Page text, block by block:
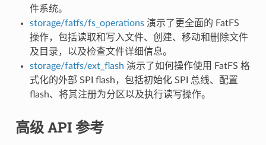
件系统。
storage/fatfs/fs_operations演示了更全面的 FatFS
操作，包括读取和写入文件、创建、移动和删除文件
及目录，以及检查文件详细信息。
storage/fatfs/ext_flash 演示了如何操作使用 FatFS 格
式化的外部 SPI flash，包括初始化 SPI 总线、配置
flash、将其注册为分区以及执行读写操作。
高级 API 参考